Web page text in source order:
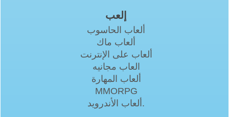
إلعب
ألعاب الحاسوب
ألعاب ماك
ألعاب على الإنترنت
العاب مجانيه
ألعاب المهارة
MMORPG
ألعاب الأندرويد.